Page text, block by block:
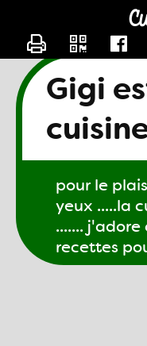
Gigi
pour le
yeux .....la
.......
recettes